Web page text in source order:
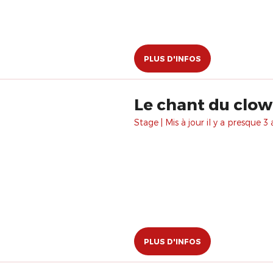
PLUS D'INFOS
Le chant du
Stage | Mis à jour il y a presque 3
PLUS D'INFOS